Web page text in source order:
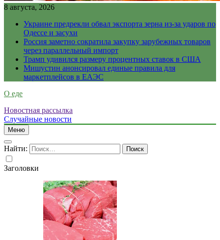
8 августа, 2026
Украине предрекли обвал экспорта зерна из-за ударов по
Одессе и засухи
Россия заметно сократила закупку зарубежных товаров
через параллельный импорт
Трамп удивился размеру процентных ставок в США
Мишустин анонсировал единые правила для
маркетплейсов в ЕАЭС
О еде
Новостная рассылка
Случайные новости
Меню
Найти:
Заголовки